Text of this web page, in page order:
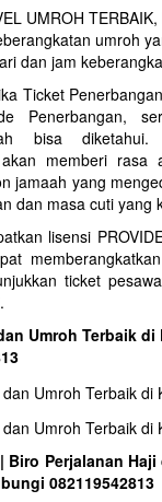
UMROH
umroh
dan jam
Ticket
Penerbangan,
bisa diketahui.
memberi rasa
jamaah yang
dan masa cuti yang
lisensi
ticket
Umroh Terbaik
Biro Perjalanan
082119542813